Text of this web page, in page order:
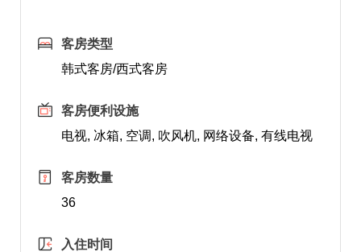
客房类型
韩式客房/西式客房
客房便利设施
电视, 冰箱, 空调, 吹风机, 网络设备, 有线电视
客房数量
36
入住时间